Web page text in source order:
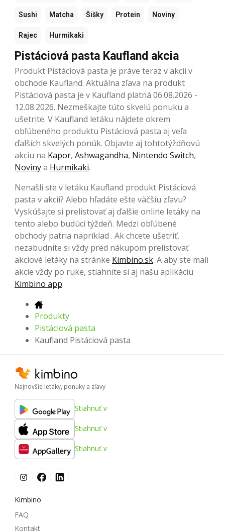
Sushi Matcha Šišky Protein Noviny
Rajec Hurmikaki
Pistáciová pasta Kaufland akcia
Produkt Pistáciová pasta je práve teraz v akcii v
obchode Kaufland. Aktuálna zľava na produkt
Pistáciová pasta je v Kaufland platná 06.08.2026 -
12.08.2026. Nezmeškajte túto skvelú ponuku a
ušetrite. V Kaufland letáku nájdete okrem
obľúbeného produktu Pistáciová pasta aj veľa
ďalších skvelých ponúk. Objavte aj tohtotýždňovú
akciu na Kapor, Ashwagandha, Nintendo Switch,
Novinya Hurmikaki.
Nenašli ste v letáku Kaufland produkt Pistáciová
pasta v akcii? Alebo hľadáte ešte väčšiu zľavu?
Vyskúšajte si prelistovať aj ďalšie online letáky na
tento alebo budúci týždeň. Medzi obľúbené
obchody patria napríklad . Ak chcete ušetriť,
nezabudnite si vždy pred nákupom prelistovať
akciové letáky na stránke Kimbino.sk. A aby ste mali
akcie vždy po ruke, stiahnite si aj našu aplikáciu
Kimbino app.
Produkty
Pistáciová pasta
Kaufland Pistáciová pasta
Najnovšie letáky, ponuky a zľavy
Stiahnuť v
Stiahnuť v
Stiahnuť v
Kimbino
FAQ
Kontakt